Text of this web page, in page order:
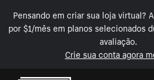
Pensando em criar sua loja virtual?
por $1/mês em planos selecionados
avaliação.
Crie sua conta agora
Pular para o conteúdo